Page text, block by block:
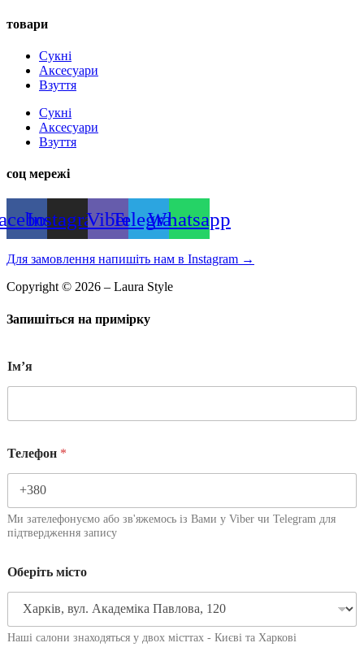
товари
Сукні
Аксесуари
Взуття
Сукні
Аксесуари
Взуття
соц мережі
InstagramViberTelegramWhatsapp
Для замовлення напишіть нам в Instagram →
Copyright © 2026 – Laura Style
Запишіться на примірку
Імʼя
Телефон *
Ми зателефонуємо або зв'яжемось із Вами у Viber чи Telegram для
підтвердження запису
Оберіть місто
Наші салони знаходяться у двох місттах - Києві та Харкові